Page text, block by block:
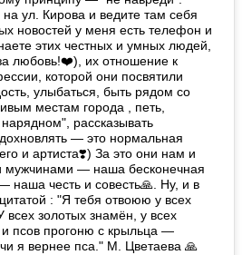
ул. Кирова и ведите там себя
новостей у меня есть телефон и
этих честных и умных людей,
любовь!❤️), их отношение к
которой они посвятили
улыбаться, быть рядом со
местам города , петь,
рассказывать
— это нормальная
и артиста❣️) За это они нам и
мужчинами — наша бесконечная
честь и совесть🙏. Ну, и в
: "Я тебя отвоюю у всех
всех золотых знамён, у всех
псов прогоню с крыльца —
я вернее пса." М. Цветаева 🙏